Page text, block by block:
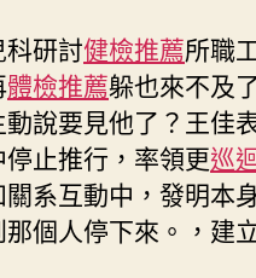
研討健檢推薦所職
體檢推薦躲也來不及
說要見他了？王佳
止推行，率領更巡
系互動中，發明本
個人停下來。，建